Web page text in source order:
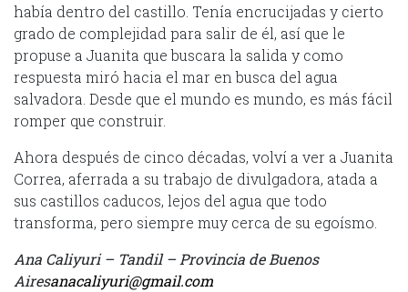
había dentro del castillo. Tenía encrucijadas y cierto
grado de complejidad para salir de él, así que le
propuse a Juanita que buscara la salida y como
respuesta miró hacia el mar en busca del agua
salvadora. Desde que el mundo es mundo, es más fácil
romper que construir.
Ahora después de cinco décadas, volví a ver a Juanita
Correa, aferrada a su trabajo de divulgadora, atada a
sus castillos caducos, lejos del agua que todo
transforma, pero siempre muy cerca de su egoísmo.
Ana Caliyuri – Tandil – Provincia de Buenos
Airesanacaliyuri@gmail.com